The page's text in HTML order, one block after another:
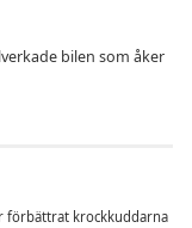
bilen som åker
förbättrat krockkuddarna